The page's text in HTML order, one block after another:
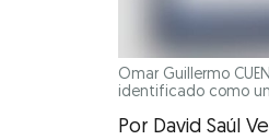
Omar Guillermo
identificado como
Por David Saúl